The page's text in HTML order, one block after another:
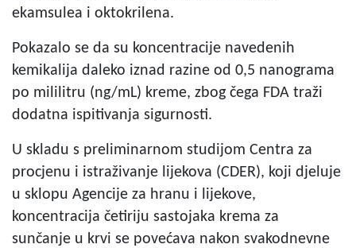
ekamsulea i oktokrilena.
Pokazalo se da su koncentracije navedenih
kemikalija daleko iznad razine od 0,5 nanograma
po mililitru (ng/mL) kreme, zbog čega FDA traži
dodatna ispitivanja sigurnosti.
U skladu s preliminarnom studijom Centra za
procjenu i istraživanje lijekova (CDER), koji djeluje
u sklopu Agencije za hranu i lijekove,
koncentracija četiriju sastojaka krema za
sunčanje u krvi se povećava nakon svakodnevne